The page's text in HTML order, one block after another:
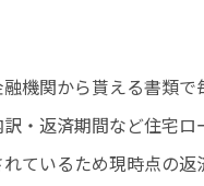
機関から貰える書類で
・返済期間など住宅ロ
ているため現時点の返